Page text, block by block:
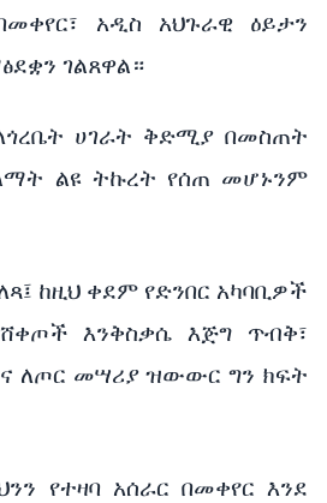
አዲስ አህጉራዊ ዕይታን
ገልጸዋል።
ሀገራት ቅድሚያ በመስጠት
ልዩ ትኩረት የሰጠ መሆኑንም
ከዚህ ቀደም የድንበር አካባቢዎች
እንቅስቃሴ እጅግ ጥብቅ፣
ለጦር መሣሪያ ዝውውር ግን ክፍት
የተዛባ አሰራር በመቀየር እንደ